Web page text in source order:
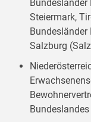
Bundesländer
Steiermark,
Bundesländer
Salzburg